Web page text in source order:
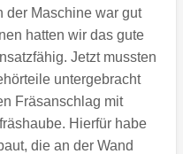
der Maschine war gut
hatten wir das gute
Jetzt mussten
untergebracht
Fräsanschlag mit
Hierfür habe
die an der Wand